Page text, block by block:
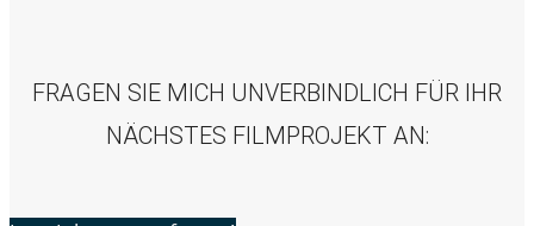
FRAGEN SIE MICH UNVERBINDLICH FÜR IHR
NÄCHSTES FILMPROJEKT AN: